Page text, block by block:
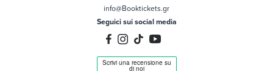
info@Booktickets.gr
Seguici sui social media